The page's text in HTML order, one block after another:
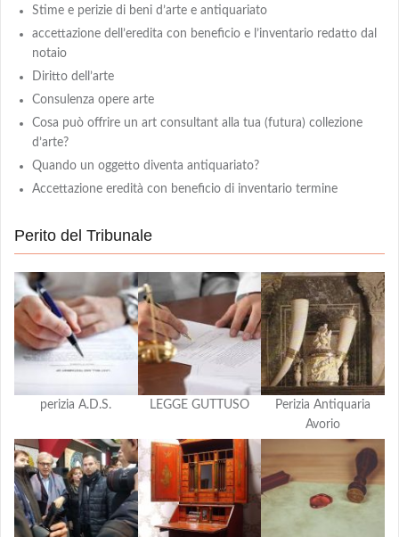
Stime e perizie di beni d’arte e antiquariato
accettazione dell’eredita con beneficio e l’inventario redatto dal
notaio
Diritto dell’arte
Consulenza opere arte
Cosa può offrire un art consultant alla tua (futura) collezione
d’arte?
Quando un oggetto diventa antiquariato?
Accettazione eredità con beneficio di inventario termine
Perito del Tribunale
perizia A.D.S. LEGGE GUTTUSO
Perizia Antiquaria
Avorio